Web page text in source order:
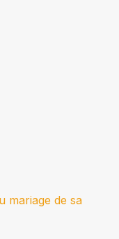
mariage de sa